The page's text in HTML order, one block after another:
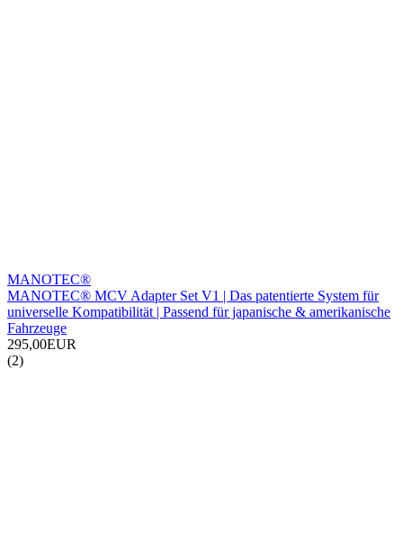
MANOTEC®
MANOTEC® MCV Adapter Set V1 | Das patentierte System für
universelle Kompatibilität | Passend für japanische & amerikanische
Fahrzeuge
295,00EUR
(2)